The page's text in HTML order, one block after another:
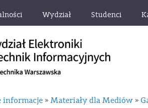
Wydział Studenci
informacje » Materiały dla Mediów »